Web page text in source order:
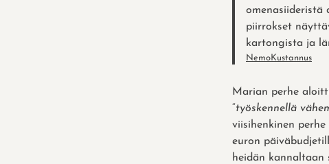
omenasiideristä
piirrokset
kartongista ja
NemoKustannus
Marian perhe
“työskennellä
viisihenkinen
euron
heidän kannaltaan